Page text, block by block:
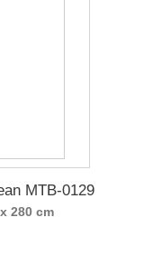
MTB-0129
280 cm